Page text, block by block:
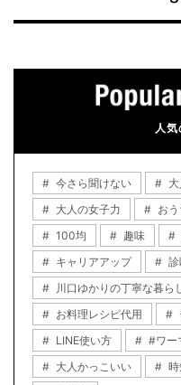
人気
今さら聞けない
大人の女子力
お
100均
趣味
キャリアアップ
川口ゆかりの丁寧な暮ら
お料理レシピ代用
LINE使い方
#ワー
大人かっこいい
時